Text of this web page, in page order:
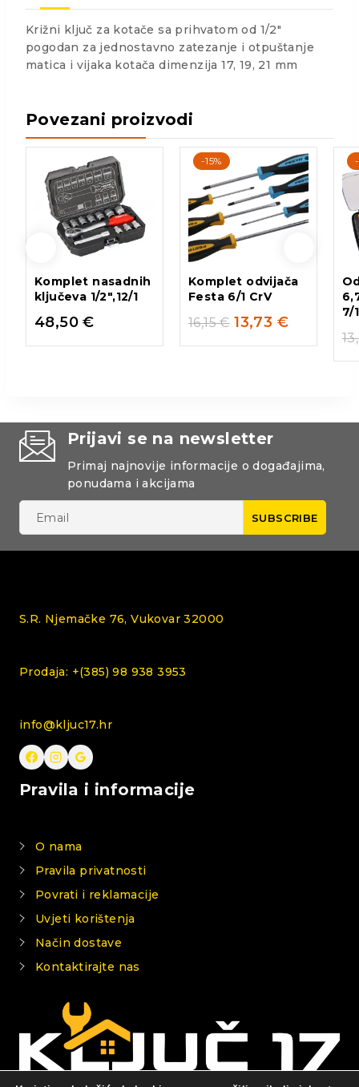
Križni ključ za kotače sa prihvatom od 1/2″
pogodan za jednostavno zatezanje i otpuštanje
matica i vijaka kotača dimenzija 17, 19, 21 mm
Povezani proizvodi
Komplet nasadnih
ključeva 1/2″,12/1
48,50€
-15%
Komplet odvijača
Festa 6/1 CrV
16,15€ 13,73 €
7/1
Prijavi se na newsletter
Primaj najnovije informacije o događajima,
ponudama i akcijama
S.R. Njemačke 76, Vukovar 32000
Prodaja: +(385) 98 938 3953
info@kljuc17.hr
Pravila i informacije
O nama
Pravila privatnosti
Povrati i reklamacije
Uvjeti korištenja
Način dostave
Kontaktirajte nas